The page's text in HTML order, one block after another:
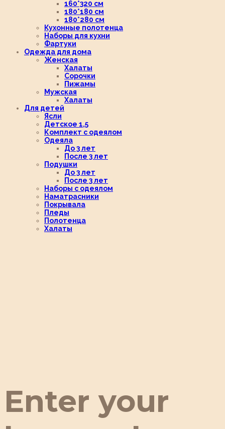
160*320 см
180*180 см
180*280 см
Кухонные полотенца
Наборы для кухни
Фартуки
Одежда для дома
Женская
Халаты
Сорочки
Пижамы
Мужская
Халаты
Для детей
Ясли
Детское 1,5
Комплект с одеялом
Одеяла
До 3 лет
После 3 лет
Подушки
До 3 лет
После 3 лет
Наборы с одеялом
Наматрасники
Покрывала
Пледы
Полотенца
Халаты
Enter your